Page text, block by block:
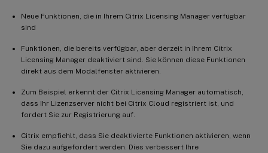
Neue Funktionen, die in Ihrem Citrix Licensing Manager verfügbar
sind
Funktionen, die bereits verfügbar, aber derzeit in Ihrem Citrix
Licensing Manager deaktiviert sind. Sie können diese Funktionen
direkt aus dem Modalfenster aktivieren.
Zum Beispiel erkennt der Citrix Licensing Manager automatisch,
dass Ihr Lizenzserver nicht bei Citrix Cloud registriert ist, und
fordert Sie zur Registrierung auf.
Citrix empfiehlt, dass Sie deaktivierte Funktionen aktivieren, wenn
Sie dazu aufgefordert werden. Dies verbessert Ihre